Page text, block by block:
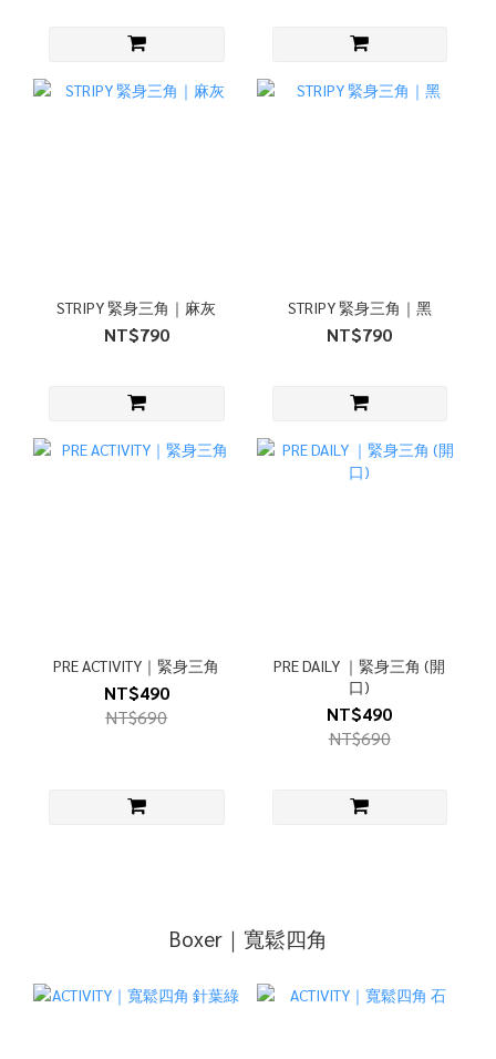
STRIPY 緊身三角｜麻灰
NT$790
STRIPY 緊身三角｜黑
NT$790
PRE ACTIVITY｜緊身三角
NT$490
NT$690
PRE DAILY ｜緊身三角 (開
口)
NT$490
NT$690
Boxer｜寬鬆四角